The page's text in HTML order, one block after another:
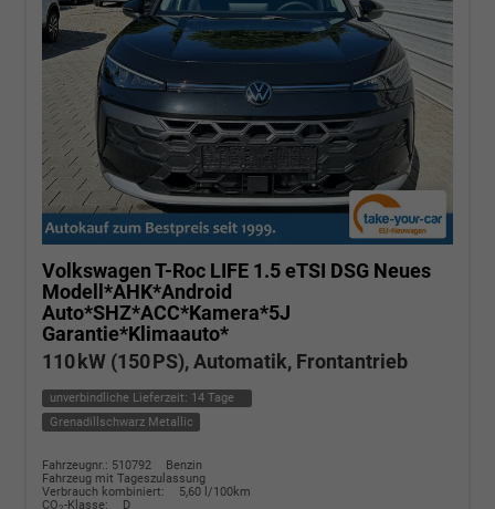
Volkswagen T-Roc LIFE 1.5 eTSI DSG Neues
Modell*AHK*Android
Auto*SHZ*ACC*Kamera*5J
Garantie*Klimaauto*
110 kW (150 PS), Automatik, Frontantrieb
unverbindliche Lieferzeit: 14 Tage
Grenadillschwarz Metallic
Fahrzeugnr.: 510792
Benzin
Fahrzeug mit Tageszulassung
Verbrauch kombiniert:
5,60 l/100km
CO -Klasse:
D